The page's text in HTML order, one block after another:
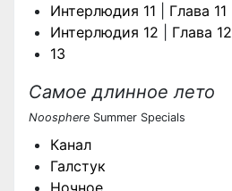
Интерлюдия 11
Глава 11
Интерлюдия 12
Глава 12
13
Самое длинное лето
Noosphere Summer Specials
Канал
Галстук